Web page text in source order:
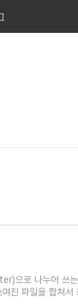
으로 나누어 쓰
여진 파일을 합쳐